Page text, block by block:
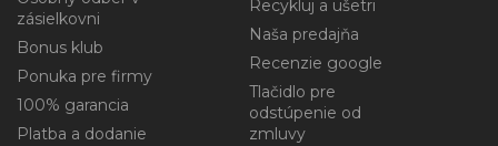
zásielkovni
Bonus klub
Ponuka pre firmy
100% garancia
Platba a dodanie
Recykluj a ušetri
Naša predajňa
Recenzie google
Tlačidlo pre
odstúpenie od
zmluvy